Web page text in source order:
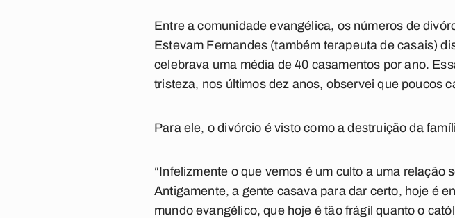
Entre a comunidade evangélica, os números de
Estevam Fernandes (também terapeuta de casais)
celebrava uma média de 40 casamentos por ano.
tristeza, nos últimos dez anos, observei que poucos
Para ele, o divórcio é visto como a destruição da
“Infelizmente o que vemos é um culto a uma
Antigamente, a gente casava para dar certo, hoje é
mundo evangélico, que hoje é tão frágil quanto o